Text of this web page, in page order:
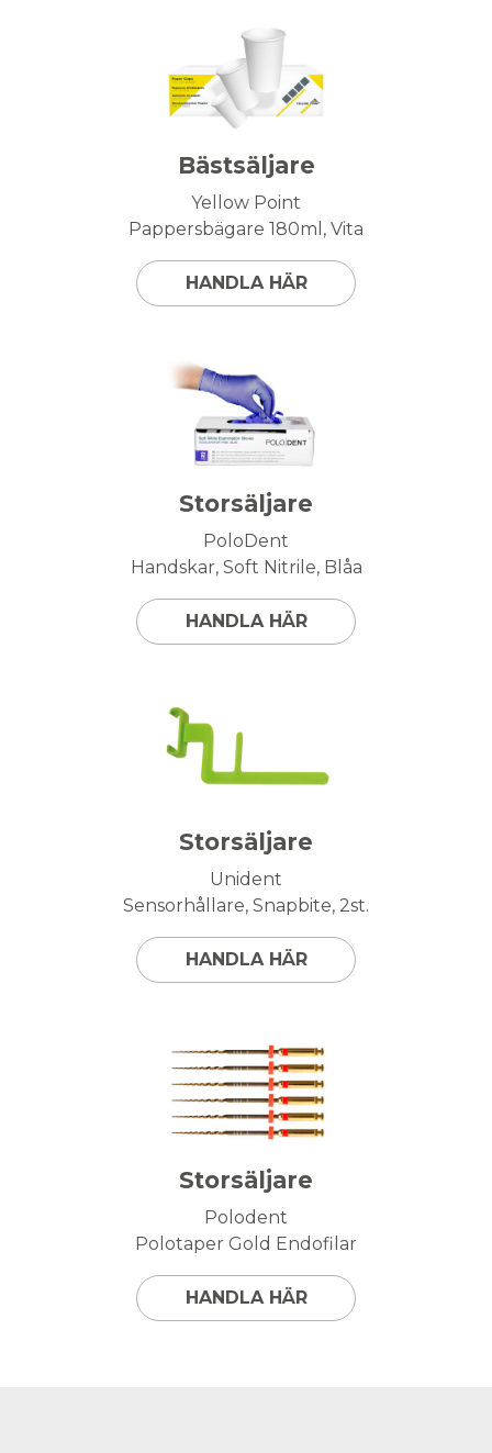
Bästsäljare
Yellow Point
Pappersbägare 180ml, Vita
HANDLA HÄR
Storsäljare
PoloDent
Handskar, Soft Nitrile, Blåa
HANDLA HÄR
Storsäljare
Unident
Sensorhållare, Snapbite, 2st.
HANDLA HÄR
Storsäljare
Polodent
Polotaper Gold Endofilar
HANDLA HÄR